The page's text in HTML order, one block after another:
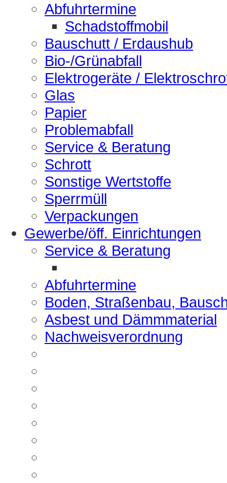
Abfuhrtermine
Schadstoffmobil
Bauschutt / Erdaushub
Bio-/Grünabfall
Elektrogeräte /
Glas
Papier
Problemabfall
Service & Beratung
Schrott
Sonstige Wertstoffe
Sperrmüll
Verpackungen
Gewerbe/öff. Einrichtungen
Service & Beratung
Abfuhrtermine
Boden, Straßenbau,
Asbest und Dämmmaterial
Nachweisverordnung